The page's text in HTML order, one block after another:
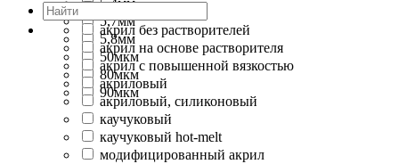
5,4мм
5,7мм
5,8мм
50мкм
80мкм
90мкм
9мм
акрил без растворителей
акрил на основе растворителя
акрил с повышенной вязкостью
акриловый
акриловый, силиконовый
каучуковый
каучуковый hot-melt
модифицированный акрил